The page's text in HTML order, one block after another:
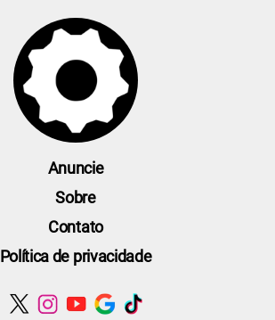
Anuncie
Sobre
Contato
Política de privacidade